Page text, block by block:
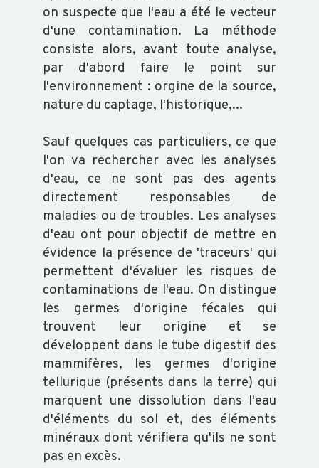
on suspecte que l'eau a été le vecteur
d'une contamination. La méthode
consiste alors, avant toute analyse,
par d'abord faire le point sur
l'environnement : orgine de la source,
nature du captage, l'historique,...
Sauf quelques cas particuliers, ce que
l'on va rechercher avec les analyses
d'eau, ce ne sont pas des agents
directement responsables de
maladies ou de troubles. Les analyses
d'eau ont pour objectif de mettre en
évidence la présence de 'traceurs' qui
permettent d'évaluer les risques de
contaminations de l'eau. On distingue
les germes d'origine fécales qui
trouvent leur origine et se
développent dans le tube digestif des
mammifères, les germes d'origine
tellurique (présents dans la terre) qui
marquent une dissolution dans l'eau
d'éléments du sol et, des éléments
minéraux dont vérifiera qu'ils ne sont
pas en excès.